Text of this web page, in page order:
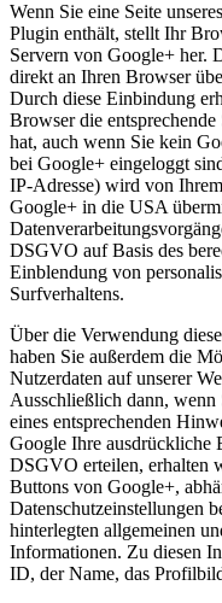
Wenn Sie eine Seite
Plugin enthält, stellt Ihr
Servern von Google+ her.
direkt an Ihren Browser
Durch diese Einbindung
Browser die
hat, auch wenn Sie kein
bei Google+ eingeloggt
IP-Adresse) wird von
Google+ in die USA
DSGVO auf Basis des
Einblendung von
Surfverhaltens.
Über die Verwendung
haben Sie außerdem die
Nutzerdaten auf unserer
Ausschließlich dann, wenn
eines entsprechenden
Google Ihre ausdrückliche
DSGVO erteilen, erhalten
Buttons von Google+,
Datenschutzeinstellungen
hinterlegten allgemeinen
Informationen. Zu diesen
ID, der Name, das